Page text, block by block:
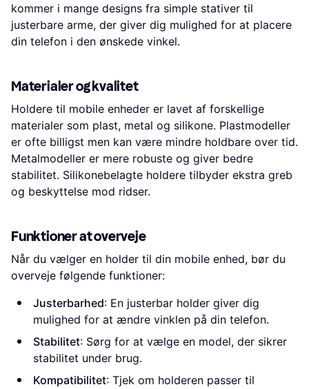
kommer i mange designs fra simple stativer til
justerbare arme, der giver dig mulighed for at placere
din telefon i den ønskede vinkel.
Materialer og kvalitet
Holdere til mobile enheder er lavet af forskellige
materialer som plast, metal og silikone. Plastmodeller
er ofte billigst men kan være mindre holdbare over tid.
Metalmodeller er mere robuste og giver bedre
stabilitet. Silikonebelagte holdere tilbyder ekstra greb
og beskyttelse mod ridser.
Funktioner at overveje
Når du vælger en holder til din mobile enhed, bør du
overveje følgende funktioner:
Justerbarhed: En justerbar holder giver dig
mulighed for at ændre vinklen på din telefon.
Stabilitet: Sørg for at vælge en model, der sikrer
stabilitet under brug.
Kompatibilitet: Tjek om holderen passer til